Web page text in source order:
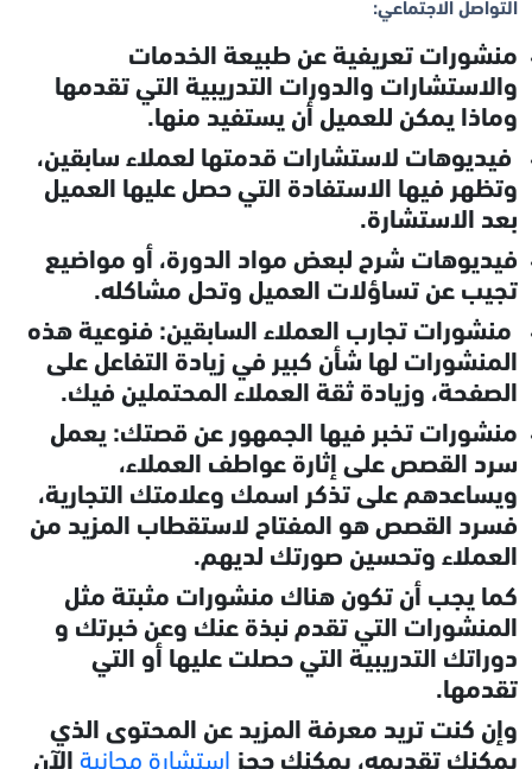
التواصل الاجتماعي:
منشورات تعريفية عن طبيعة الخدمات
والاستشارات والدورات التدريبية التي تقدمها
وماذا يمكن للعميل أن يستفيد منها.
فيديوهات لاستشارات قدمتها لعملاء سابقين،
وتظهر فيها الاستفادة التي حصل عليها العميل
بعد الاستشارة.
فيديوهات شرح لبعض مواد الدورة، أو مواضيع
تجيب عن تساؤلات العميل وتحل مشاكله.
منشورات تجارب العملاء السابقين: فنوعية هذه
المنشورات لها شأن كبير في زيادة التفاعل على
الصفحة، وزيادة ثقة العملاء المحتملين فيك.
منشورات تخبر فيها الجمهور عن قصتك: يعمل
سرد القصص على إثارة عواطف العملاء،
ويساعدهم على تذكر اسمك وعلامتك التجارية،
فسرد القصص هو المفتاح لاستقطاب المزيد من
العملاء وتحسين صورتك لديهم.
كما يجب أن تكون هناك منشورات مثبتة مثل
المنشورات التي تقدم نبذة عنك وعن خبرتك و
دوراتك التدريبية التي حصلت عليها أو التي
تقدمها.
وإن كنت تريد معرفة المزيد عن المحتوى الذي
يمكنك تقديمه، يمكنك حجز
استشارة مجانية الآن